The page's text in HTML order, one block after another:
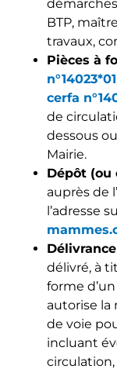
BTP,
travaux,
Pièces à
n°14023*01
cerfa
de
dessous
Mairie.
Dépôt (ou
auprès de
l’adresse
délivré, à
forme
autorise la
de voie
incluant